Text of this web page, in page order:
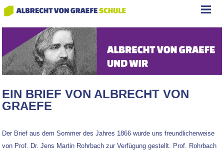
EIN BRIEF VON ALBRECHT VON
GRAEFE
Der Brief aus dem Sommer des Jahres 1866 wurde uns freundlicherweise
von Prof. Dr. Jens Martin Rohrbach zur Verfügung gestellt. Prof. Rohrbach